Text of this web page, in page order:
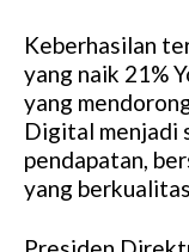
Keberhasilan
yang naik 21%
yang
Digital menjadi
pendapatan,
yang